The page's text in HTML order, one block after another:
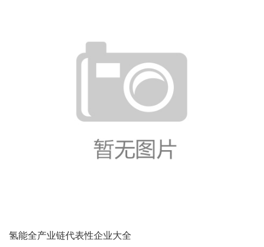
氢能全产业链代表性企业大全